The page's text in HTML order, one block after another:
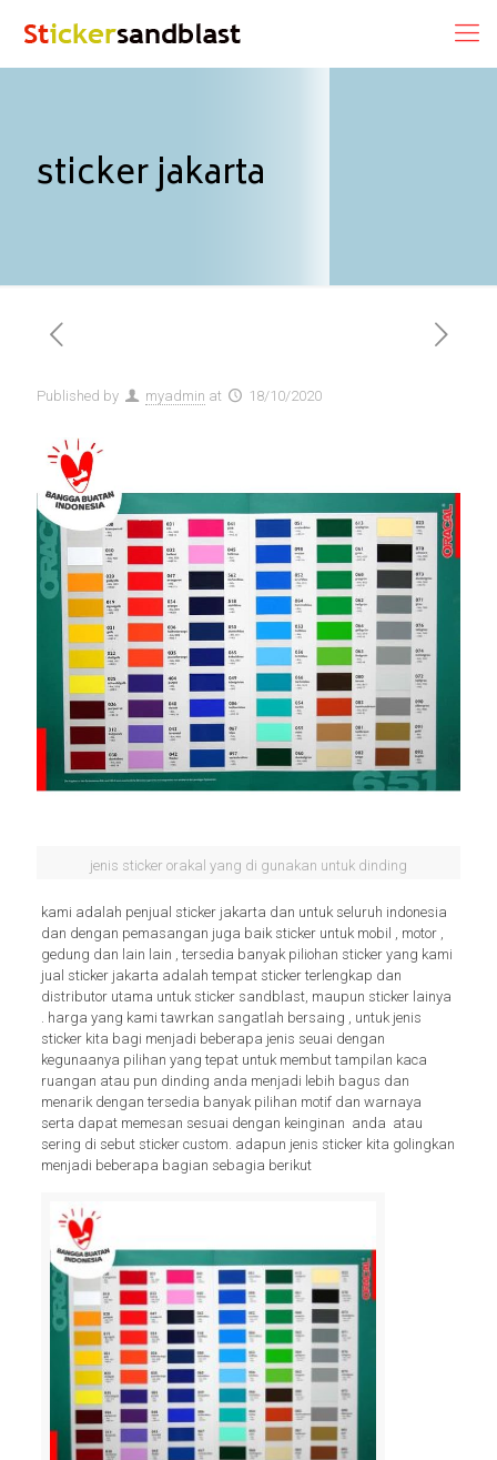
sticker jakarta
Published by myadmin at 18/10/2020
jenis sticker orakal yang di gunakan untuk dinding
kami adalah penjual sticker jakarta dan untuk seluruh indonesia
dan dengan pemasangan juga baik sticker untuk mobil , motor ,
gedung dan lain lain , tersedia banyak piliohan sticker yang kami
jual sticker jakarta adalah tempat sticker terlengkap dan
distributor utama untuk sticker sandblast, maupun sticker lainya
. harga yang kami tawrkan sangatlah bersaing , untuk jenis
sticker kita bagi menjadi beberapa jenis seuai dengan
kegunaanya pilihan yang tepat untuk membut tampilan kaca
ruangan atau pun dinding anda menjadi lebih bagus dan
menarik dengan tersedia banyak pilihan motif dan warnaya
serta dapat memesan sesuai dengan keinginan anda atau
sering di sebut sticker custom. adapun jenis sticker kita golingkan
menjadi beberapa bagian sebagia berikut